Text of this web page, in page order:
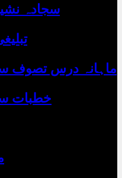
سجادہ
ماہانہ درس تصوف
خطبات